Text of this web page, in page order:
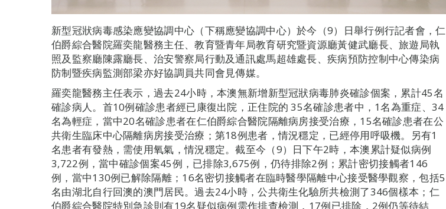
新型冠狀病毒感染應變協調中心（下稱應變協調中心）於今（9）日舉行例行記者會，仁
伯爵綜合醫院羅奕龍醫務主任、教育暨青年局教育研究暨資源廳黃健武廳長、旅遊局執
照及監察廳陳露廳長、治安警察局行動及通訊處馬超雄處長、疾病預防控制中心傳染病
防制暨疾病監測部梁亦好協調員共同會見傳媒。
羅奕龍醫務主任表示，過去24小時，本澳無新增新型冠狀病毒肺炎確診個案，累計45名
確診病人。首10例確診患者經已康復出院，正住院的 35名確診患者中，1名為重症、34
名為輕症，當中20名確診患者在仁伯爵綜合醫院隔離病房接受治療，15名確診患者在公
共衛生臨床中心隔離病房接受治療；第18例患者，情況穩定，已經停用呼吸機。另有1
名患者有發熱，需使用氧氣，情況穩定。截至今（9）日下午2時，本澳累計疑似病例
3,722例，當中確診個案45例，已排除3,675例，仍待排除2例；累計密切接觸者146
例，當中130例已解除隔離；16名密切接觸者在臨時醫學隔離中心接受醫學觀察，包括5
名由湖北自行回澳的澳門居民。過去24小時，公共衛生化驗所共檢測了346個樣本；仁
伯爵綜合醫院特別急診則有19名疑似病例需作排查檢測，17例已排除，2例仍等待結